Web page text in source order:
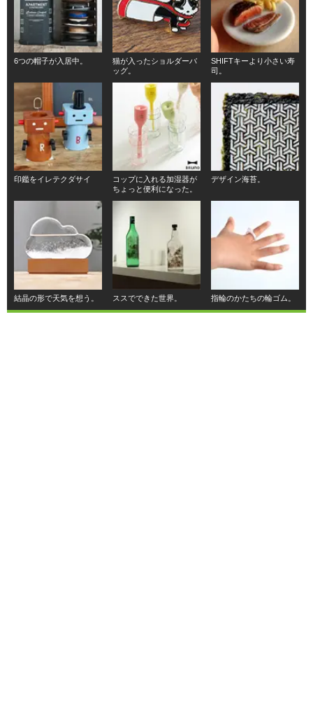
6つの帽子が入居中。
猫が入ったショルダーバ
ッグ。
SHIFTキーより小さい寿
司。
印鑑をイレテクダサイ
コップに入れる加湿器が
ちょっと便利になった。
デザイン海苔。
結晶の形で天気を想う。 ススでできた世界。 指輪のかたちの輪ゴム。